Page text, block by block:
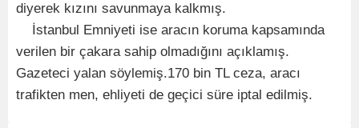
diyerek kızını savunmaya kalkmış.
İstanbul Emniyeti ise aracın koruma kapsamında
verilen bir çakara sahip olmadığını açıklamış.
Gazeteci yalan söylemiş.170 bin TL ceza, aracı
trafikten men, ehliyeti de geçici süre iptal edilmiş.